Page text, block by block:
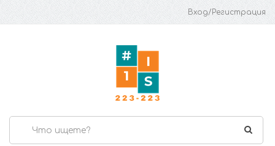
Вход/Регистрация